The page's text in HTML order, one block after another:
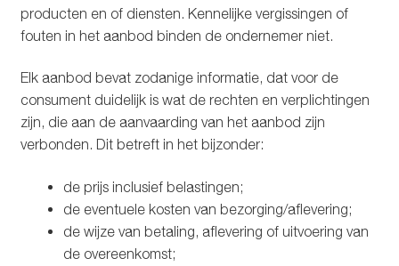
producten en of diensten. Kennelijke vergissingen of
fouten in het aanbod binden de ondernemer niet.
Elk aanbod bevat zodanige informatie, dat voor de
consument duidelijk is wat de rechten en verplichtingen
zijn, die aan de aanvaarding van het aanbod zijn
verbonden. Dit betreft in het bijzonder:
de prijs inclusief belastingen;
de eventuele kosten van bezorging/aflevering;
de wijze van betaling, aflevering of uitvoering van
de overeenkomst;